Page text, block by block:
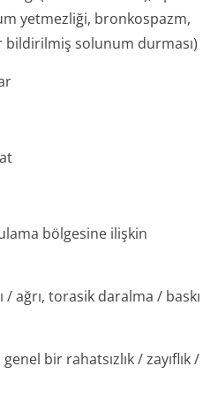
yetmezliği, bronkospazm,
solunum durması)
bölgesine ilişkin
/ ağrı, torasik daralma / baskı
bir rahatsızlık / zayıflık /